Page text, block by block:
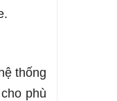
thống
phù